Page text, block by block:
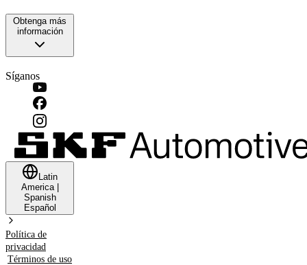
Obtenga más
información
Síganos
Latin
America|
Spanish
Español
Política de
privacidad
Términos de uso